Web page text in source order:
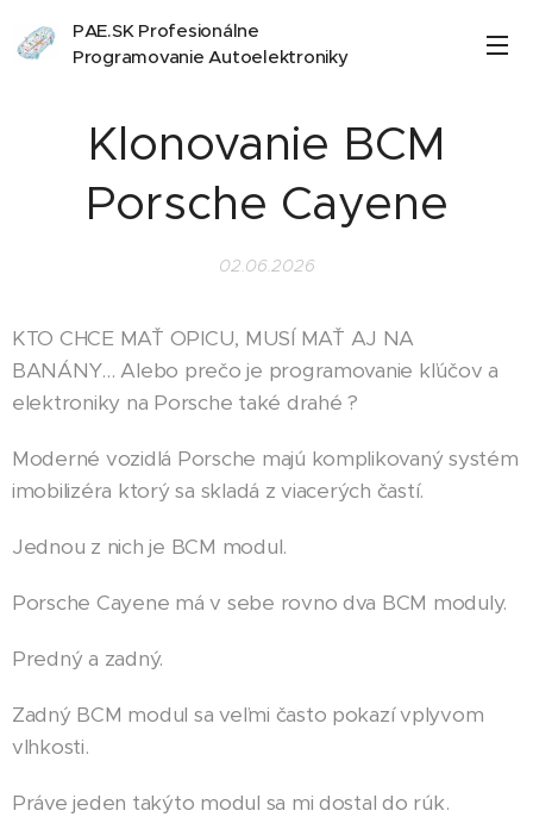
PAE.SK Profesionálne
Programovanie Autoelektroniky
Klonovanie BCM
Porsche Cayene
02.06.2026
KTO CHCE MAŤ OPICU, MUSÍ MAŤ AJ NA
BANÁNY... Alebo prečo je programovanie kľúčov a
elektroniky na Porsche také drahé ?
Moderné vozidlá Porsche majú komplikovaný systém
imobilizéra ktorý sa skladá z viacerých častí.
Jednou z nich je BCM modul.
Porsche Cayene má v sebe rovno dva BCM moduly.
Predný a zadný.
Zadný BCM modul sa veľmi často pokazí vplyvom
vlhkosti.
Práve jeden takýto modul sa mi dostal do rúk.